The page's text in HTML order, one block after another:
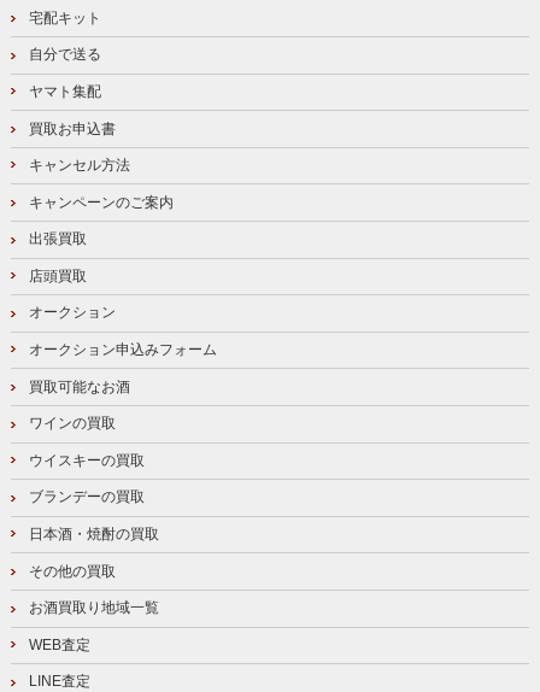
宅配キット
自分で送る
ヤマト集配
買取お申込書
キャンセル方法
キャンペーンのご案内
出張買取
店頭買取
オークション
オークション申込みフォーム
買取可能なお酒
ワインの買取
ウイスキーの買取
ブランデーの買取
日本酒・焼酎の買取
その他の買取
お酒買取り地域一覧
WEB査定
LINE査定